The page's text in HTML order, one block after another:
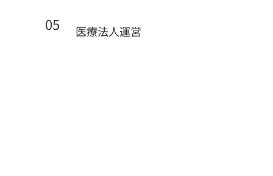
05 医療法人運営